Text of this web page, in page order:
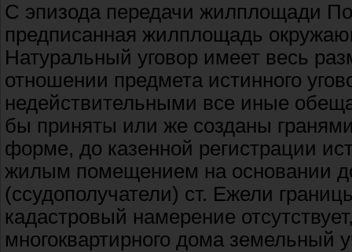
С эпизода передачи жилплощади
предписанная жилплощадь
Натуральный уговор имеет весь
отношении предмета истинного
недействительными все иные
бы приняты или же созданы
форме, до казенной регистрации
жилым помещением на основании
(ссудополучатели) ст. Ежели
кадастровый намерение
многоквартирного дома земельный